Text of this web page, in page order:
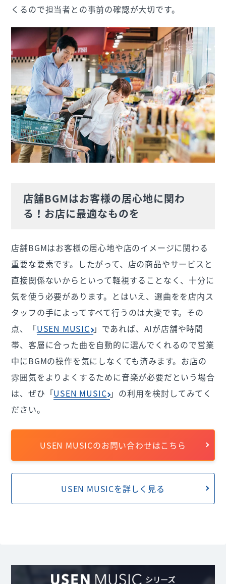
くるので担当者との事前の確認が大切です。
店舗BGMはお客様の居心地に関わ
る！ お店に最適なものを
店舗BGMはお客様の居心地や店のイメージに関わる
重要な要素です。したがって、店の商品やサービスと
直接関係ないからといって軽視することなく、十分に
気を使う必要があります。とはいえ、選曲をを店内ス
タッフの手によってすべて行うのは大変です。その
点、「USEN MUSIC 」であれば、AIが店舗や時間
帯、客層に合った曲を自動的に選んでくれるので営業
中にBGMの操作を気にしなくても済みます。お店の
雰囲気をよりよくするために音楽が必要だという場合
は、ぜひ「USEN MUSIC 」の利用を検討してみてく
ださい。
USEN MUSICのお問い合わせはこちら
USEN MUSICを詳しく見る